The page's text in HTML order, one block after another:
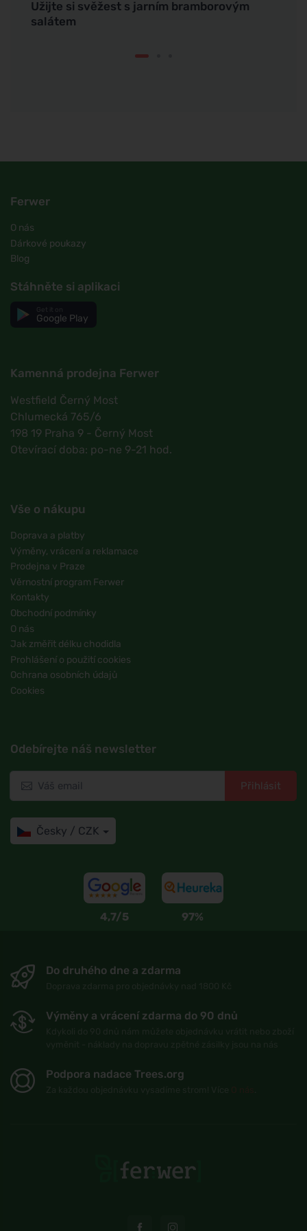
Užijte si svěžest s jarním bramborovým
salátem
Ferwer
O nás
Dárkové poukazy
Blog
Stáhněte si aplikaci
Google Play
Kamenná prodejna Ferwer
Westfield Černý Most
Chlumecká 765/6
198 19 Praha 9 - Černý Most
Otevírací doba: po-ne 9-21 hod.
Vše o nákupu
Doprava a platby
Výměny, vrácení a reklamace
Prodejna v Praze
Věrnostní program Ferwer
Kontakty
Obchodní podmínky
O nás
Jak změřit délku chodidla
Prohlášení o použití cookies
Ochrana osobních údajů
Cookies
Odebírejte náš newsletter
Přihlásit
Česky / CZK
4,7/5 97%
Do druhého dne a zdarma
Výměny a vrácení zdarma do 90 dnů
Podpora nadace Trees.org